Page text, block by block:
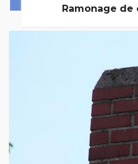
Ramonage de